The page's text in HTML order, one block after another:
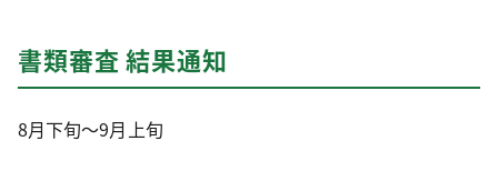
書類審査 結果通知
8月下旬～9月上旬